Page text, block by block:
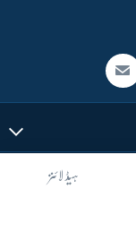
ہیڈ لائنز